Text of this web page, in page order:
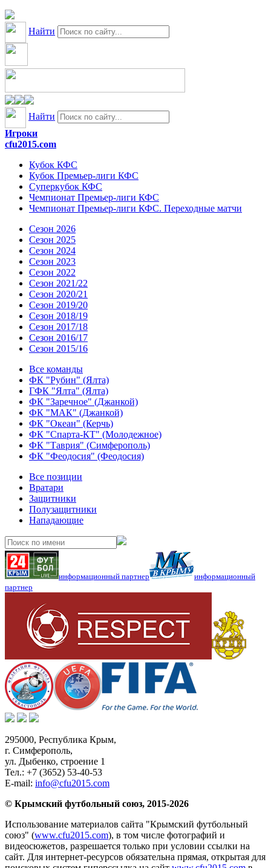
Найти
Найти
Игроки
cfu2015.com
Кубок КФС
Кубок Премьер-лиги КФС
Суперкубок КФС
Чемпионат Премьер-лиги КФС
Чемпионат Премьер-лиги КФС. Переходные матчи
Сезон 2026
Сезон 2025
Сезон 2024
Сезон 2023
Сезон 2022
Сезон 2021/22
Сезон 2020/21
Сезон 2019/20
Сезон 2018/19
Сезон 2017/18
Сезон 2016/17
Сезон 2015/16
Все команды
ФК "Рубин" (Ялта)
ГФК "Ялта" (Ялта)
ФК "Заречное" (Джанкой)
ФК "МАК" (Джанкой)
ФК "Океан" (Керчь)
ФК "Спарта-КТ" (Молодежное)
ФК "Таврия" (Симферополь)
ФК "Феодосия" (Феодосия)
Все позиции
Вратари
Защитники
Полузащитники
Нападающие
информационный партнер
информационный
партнер
295000, Республика Крым,
г. Симферополь,
ул. Дыбенко, строение 1
Тел.: +7 (3652) 53-40-53
E-mail: info@cfu2015.com
© Крымский футбольный союз, 2015-2026
Использование материалов сайта "Крымский футбольный
союз" (www.cfu2015.com), в том числе фотографий и
видеосюжетов, разрешается только при условии ссылки на
сайт. Для интернет-ресурсов обязательна прямая, открытая для